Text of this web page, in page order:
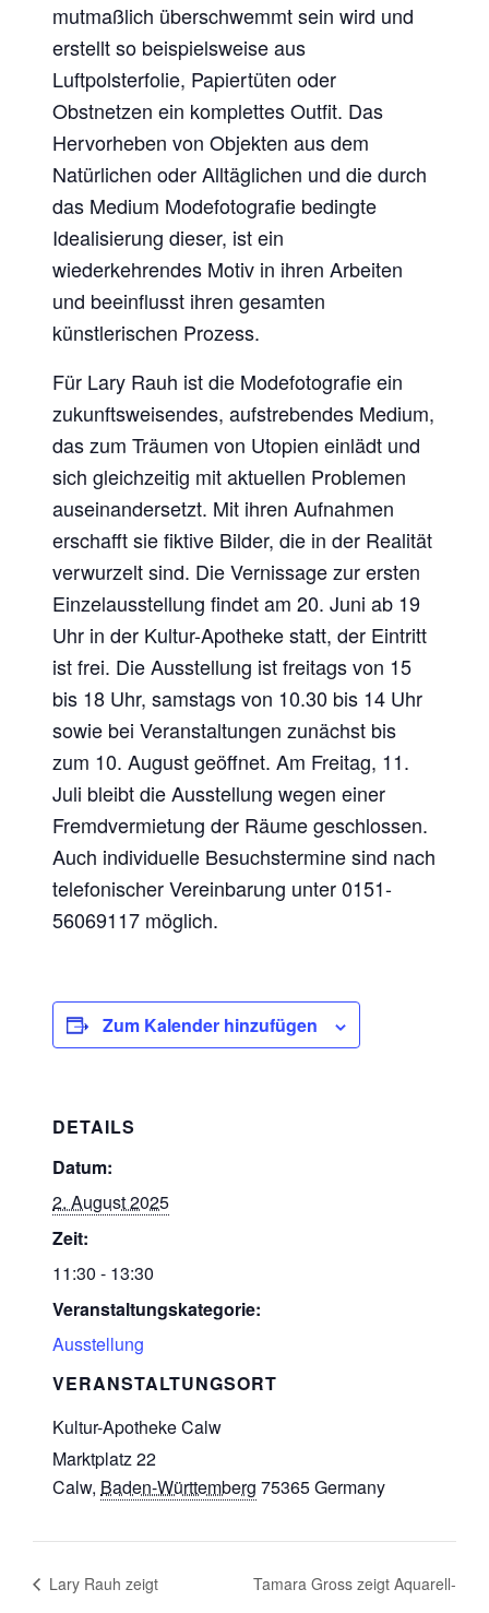
mutmaßlich überschwemmt sein wird und
erstellt so beispielsweise aus
Luftpolsterfolie, Papiertüten oder
Obstnetzen ein komplettes Outfit. Das
Hervorheben von Objekten aus dem
Natürlichen oder Alltäglichen und die durch
das Medium Modefotografie bedingte
Idealisierung dieser, ist ein
wiederkehrendes Motiv in ihren Arbeiten
und beeinflusst ihren gesamten
künstlerischen Prozess.
Für Lary Rauh ist die Modefotografie ein
zukunftsweisendes, aufstrebendes Medium,
das zum Träumen von Utopien einlädt und
sich gleichzeitig mit aktuellen Problemen
auseinandersetzt. Mit ihren Aufnahmen
erschafft sie fiktive Bilder, die in der Realität
verwurzelt sind. Die Vernissage zur ersten
Einzelausstellung findet am 20. Juni ab 19
Uhr in der Kultur-Apotheke statt, der Eintritt
ist frei. Die Ausstellung ist freitags von 15
bis 18 Uhr, samstags von 10.30 bis 14 Uhr
sowie bei Veranstaltungen zunächst bis
zum 10. August geöffnet. Am Freitag, 11.
Juli bleibt die Ausstellung wegen einer
Fremdvermietung der Räume geschlossen.
Auch individuelle Besuchstermine sind nach
telefonischer Vereinbarung unter 0151-
56069117 möglich.
Zum Kalender hinzufügen
DETAILS
Datum:
2. August 2025
Zeit:
11:30 - 13:30
Veranstaltungskategorie:
Ausstellung
VERANSTALTUNGSORT
Kultur-Apotheke Calw
Marktplatz 22
Calw, Baden-Württemberg 75365Germany
Lary Rauh zeigt
Tamara Gross zeigt Aquarell-